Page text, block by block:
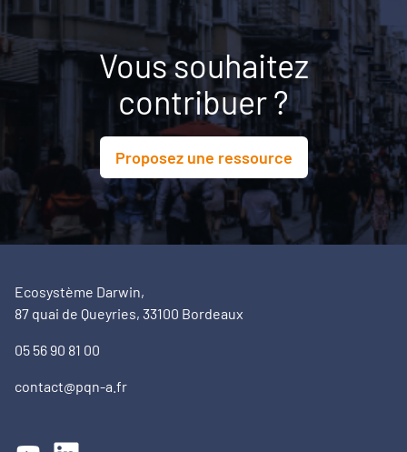
Vous souhaitez
contribuer ?
Proposez une ressource
Ecosystème Darwin,
87 quai de Queyries, 33100 Bordeaux
05 56 90 81 00
contact@pqn-a.fr